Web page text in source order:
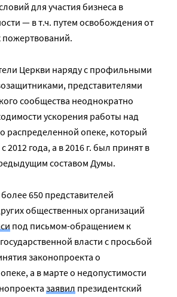
для участия бизнеса в
— в т.ч. путем освобождения от
Церкви наряду с профильными
представителями
сообщества неоднократно
ускорения работы над
распределенной опеке, который
2012 года, а в 2016 г. был принят в
составом Думы.
650 представителей
общественных организаций
под письмом-обращением к
власти с просьбой
законопроекта о
а в марте о недопустимости
заявил президентский